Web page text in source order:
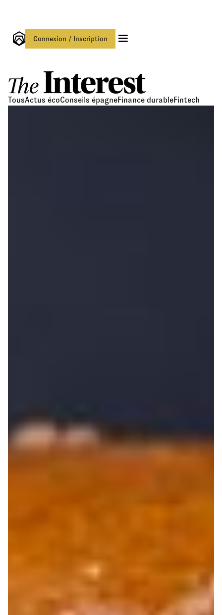
Connexion / Inscription
TousActus écoConseils épagneFinance durableFintech